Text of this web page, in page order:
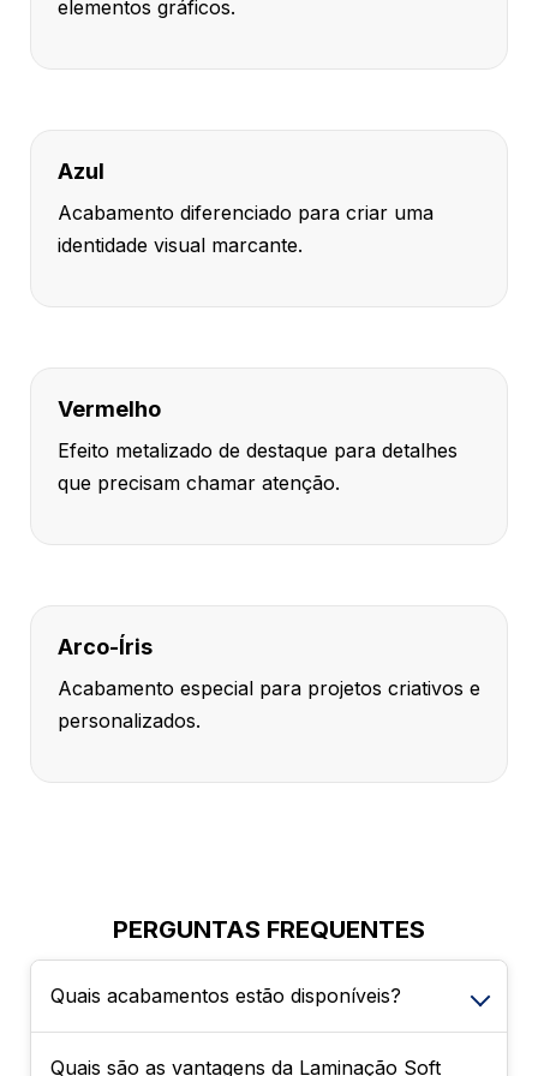
elementos gráficos.
Azul
Acabamento diferenciado para criar uma
identidade visual marcante.
Vermelho
Efeito metalizado de destaque para detalhes
que precisam chamar atenção.
Arco-Íris
Acabamento especial para projetos criativos e
personalizados.
PERGUNTAS FREQUENTES
Quais acabamentos estão disponíveis?
É possível escolher entre Sem
Quais são as vantagens da Laminação Soft